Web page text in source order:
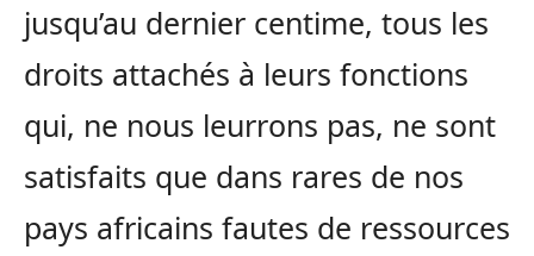
jusqu’au dernier centime, tous les
droits attachés à leurs fonctions
qui, ne nous leurrons pas, ne sont
satisfaits que dans rares de nos
pays africains fautes de ressources